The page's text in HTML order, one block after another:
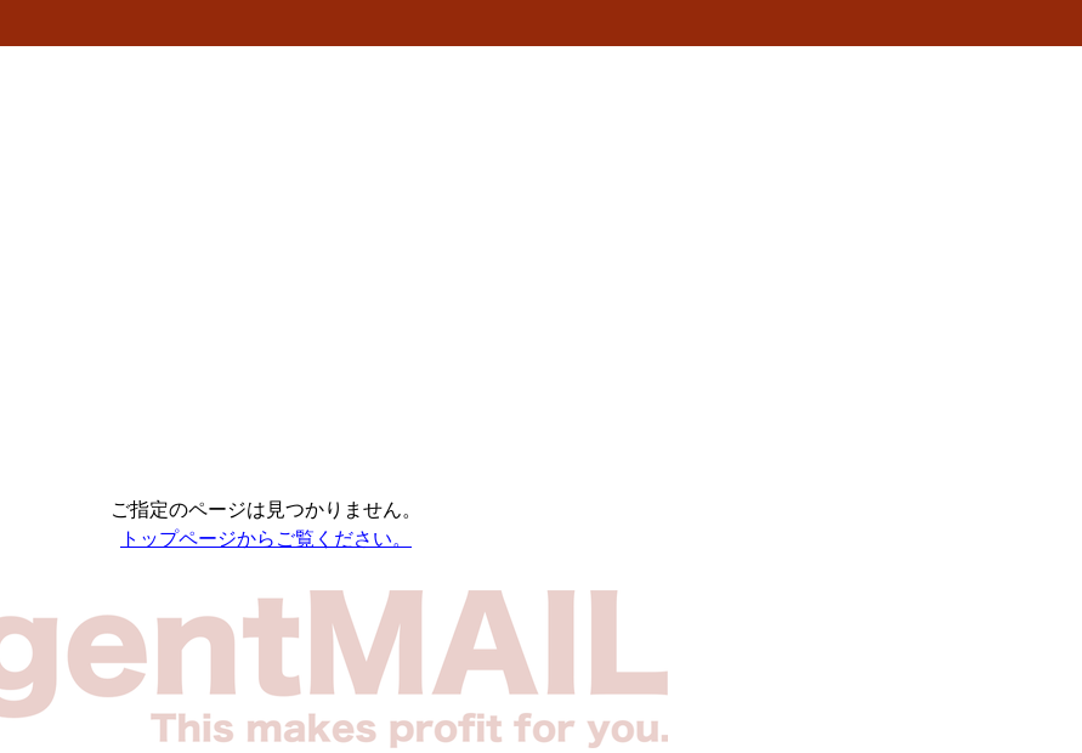
ご指定のページは見つかりません。
トップページからご覧ください。